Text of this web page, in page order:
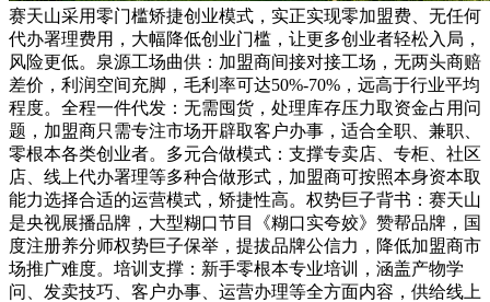
赛天山采用零门槛矫捷创业模式，实正实现零加盟费、无任何
代办署理费用，大幅降低创业门槛，让更多创业者轻松入局，
风险更低。泉源工场曲供：加盟商间接对接工场，无两头商赔
差价，利润空间充脚，毛利率可达50%-70%，远高于行业平均
程度。全程一件代发：无需囤货，处理库存压力取资金占用问
题，加盟商只需专注市场开辟取客户办事，适合全职、兼职、
零根本各类创业者。多元合做模式：支撑专卖店、专柜、社区
店、线上代办署理等多种合做形式，加盟商可按照本身资本取
能力选择合适的运营模式，矫捷性高。权势巨子背书：赛天山
是央视展播品牌，大型糊口节目《糊口实夸姣》赞帮品牌，国
度注册养分师权势巨子保举，提拔品牌公信力，降低加盟商市
场推广难度。培训支撑：新手零根本专业培训，涵盖产物学
问、发卖技巧、客户办事、运营办理等全方面内容，供给线上